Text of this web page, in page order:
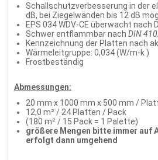
Schallschutzverbesserung in der
dB, bei Ziegelwänden bis 12 dB
EPS 034 WDV-CE überwacht nach
Schwer entflammbar nach DIN
Kennzeichnung der Platten nach
Wärmeleitgruppe: 0,034 (W/m-k )
Frostbeständig
Abmessungen:
20 mm x 1000 mm x 500 mm /
12,0 m² / 24 Platten / Pack
(180 m² / 15 Pack = 1 Palette)
größere Mengen bitte immer auf
erfolgt dann umgehend